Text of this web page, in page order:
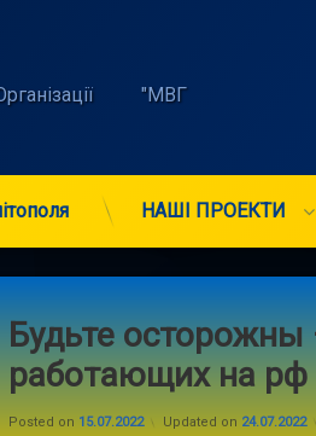
"МВГ
НАШІ ПРОЕКТИ
Будьте осторожны
работающих на рф
Posted on 15.07.2022 Updated on 24.07.2022